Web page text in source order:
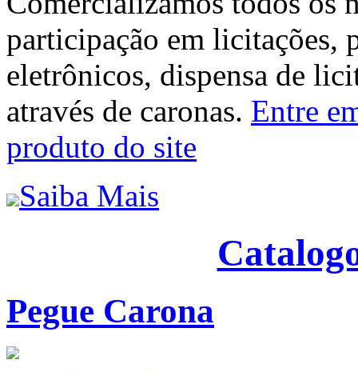
participação em licitações,
eletrônicos, dispensa de
através de caronas. Entre
produto do site
Saiba Mais
Pegue Carona